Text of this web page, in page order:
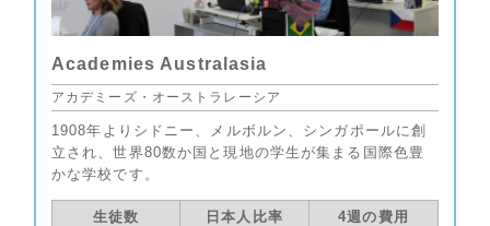
Academies Australasia
アカデミーズ・オーストラレーシア
1908年よりシドニー、メルボルン、シンガポールに創
立され、世界80数か国と現地の学生が集まる国際色豊
かな学校です。
生徒数 日本人比率 4週の費用